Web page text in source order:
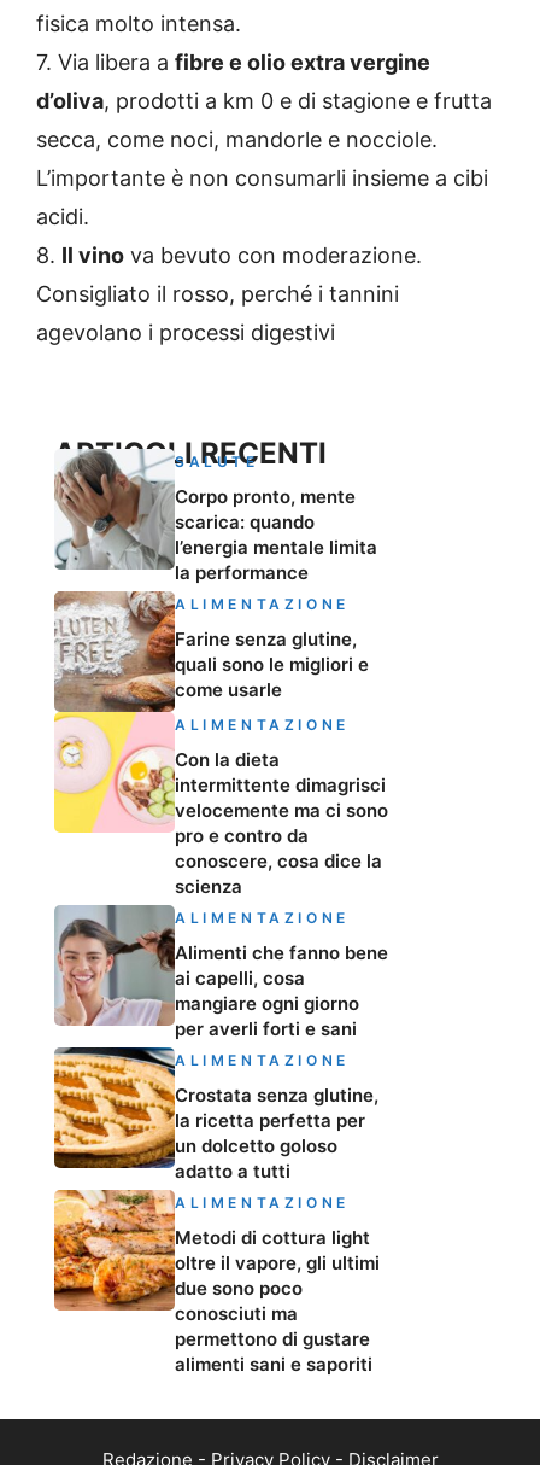
fisica molto intensa.
7. Via libera a fibre e olio extra vergine
d’oliva, prodotti a km 0 e di stagione e frutta
secca, come noci, mandorle e nocciole.
L’importante è non consumarli insieme a cibi
acidi.
8. Il vino va bevuto con moderazione.
Consigliato il rosso, perché i tannini
agevolano i processi digestivi
ARTICOLI RECENTI
SALUTE
Corpo pronto, mente
scarica: quando
l’energia mentale limita
la performance
ALIMENTAZIONE
Farine senza glutine,
quali sono le migliori e
come usarle
ALIMENTAZIONE
Con la dieta
intermittente dimagrisci
velocemente ma ci sono
pro e contro da
conoscere, cosa dice la
scienza
ALIMENTAZIONE
Alimenti che fanno bene
ai capelli, cosa
mangiare ogni giorno
per averli forti e sani
ALIMENTAZIONE
Crostata senza glutine,
la ricetta perfetta per
un dolcetto goloso
adatto a tutti
ALIMENTAZIONE
Metodi di cottura light
oltre il vapore, gli ultimi
due sono poco
conosciuti ma
permettono di gustare
alimenti sani e saporiti
Redazione - Privacy Policy- Disclaimer